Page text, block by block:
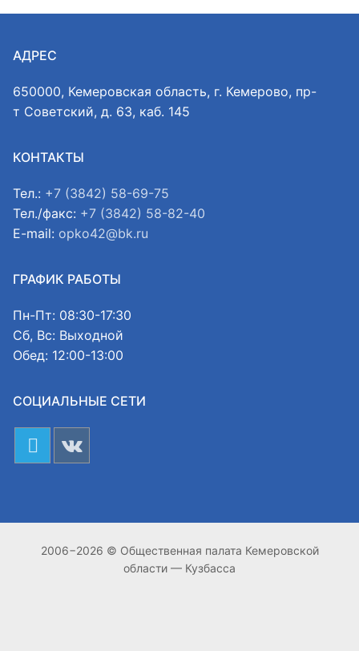
АДРЕС
650000, Кемеровская область, г. Кемерово, пр-
т Советский, д. 63, каб. 145
КОНТАКТЫ
Тел.: +7 (3842) 58-69-75
Тел./факс: +7 (3842) 58-82-40
E-mail: opko42@bk.ru
ГРАФИК РАБОТЫ
Пн-Пт: 08:30-17:30
Сб, Вс: Выходной
Обед: 12:00-13:00
СОЦИАЛЬНЫЕ СЕТИ
2006−2026 © Общественная палата Кемеровской
области — Кузбасса